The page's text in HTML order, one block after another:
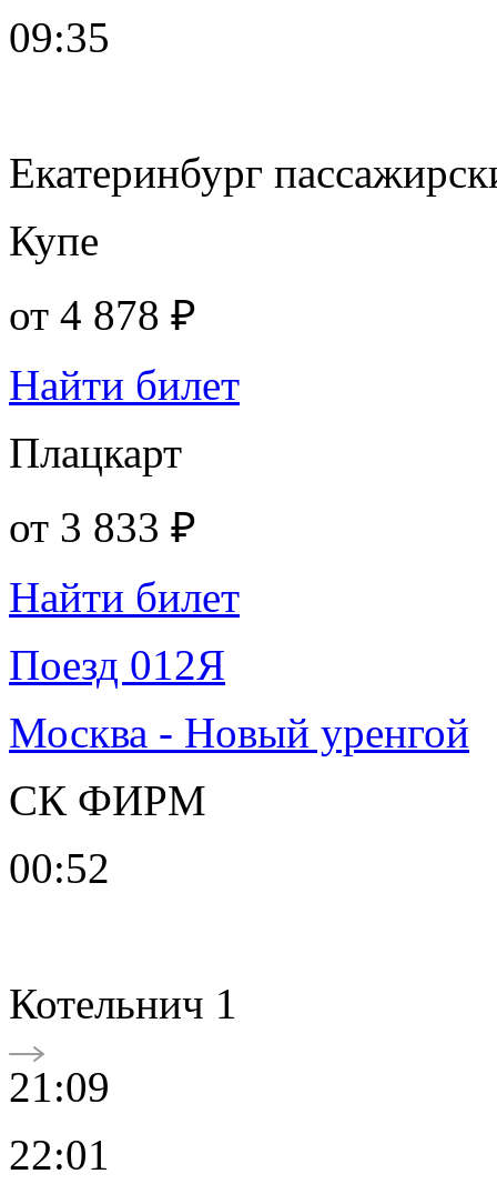
09:35
Екатеринбург
Купе
от 4 878 ₽
Найти билет
Плацкарт
от 3 833 ₽
Найти билет
Поезд 012Я
Москва - Новый уренгой
СК ФИРМ
00:52
Котельнич 1
21:09
22:01